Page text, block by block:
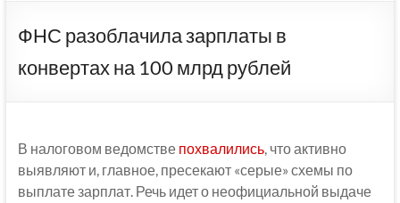
ФНС разоблачила зарплаты в
конвертах на 100 млрд рублей
В налоговом ведомстве похвалились, что активно
выявляют и, главное, пресекают «серые» схемы по
выплате зарплат. Речь идет о неофициальной выдаче